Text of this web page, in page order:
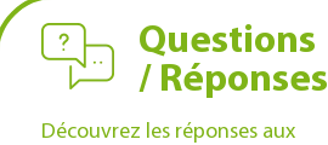
Questions
/ Réponses
Découvrez les réponses aux